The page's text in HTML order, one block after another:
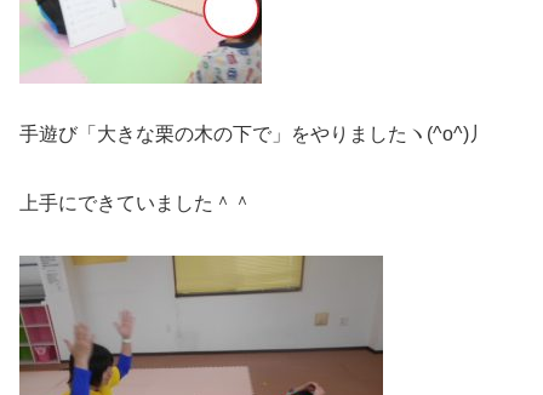
手遊び「大きな栗の木の下で」をやりましたヽ(^o^)丿
上手にできていました＾＾